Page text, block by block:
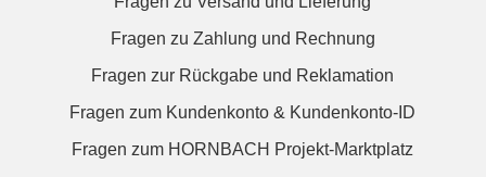
Fragen zu Zahlung und Rechnung
Fragen zur Rückgabe und Reklamation
Fragen zum Kundenkonto & Kundenkonto-ID
Fragen zum HORNBACH Projekt-Marktplatz